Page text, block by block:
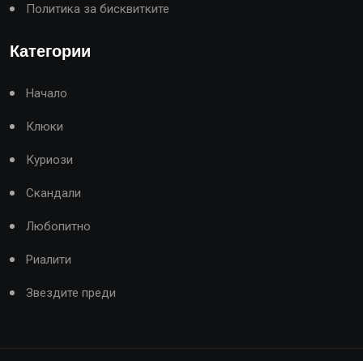
Политика за бисквитките
Категории
Начало
Клюки
Куриози
Скандали
Любопитно
Риалити
Звездите преди